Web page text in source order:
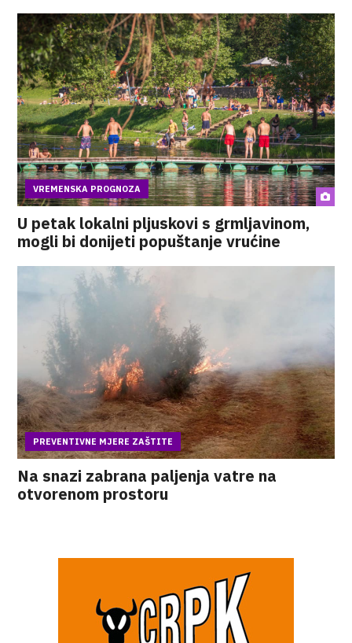
VREMENSKA PROGNOZA
U petak lokalni pljuskovi s grmljavinom,
mogli bi donijeti popuštanje vrućine
PREVENTIVNE MJERE ZAŠTITE
Na snazi zabrana paljenja vatre na
otvorenom prostoru